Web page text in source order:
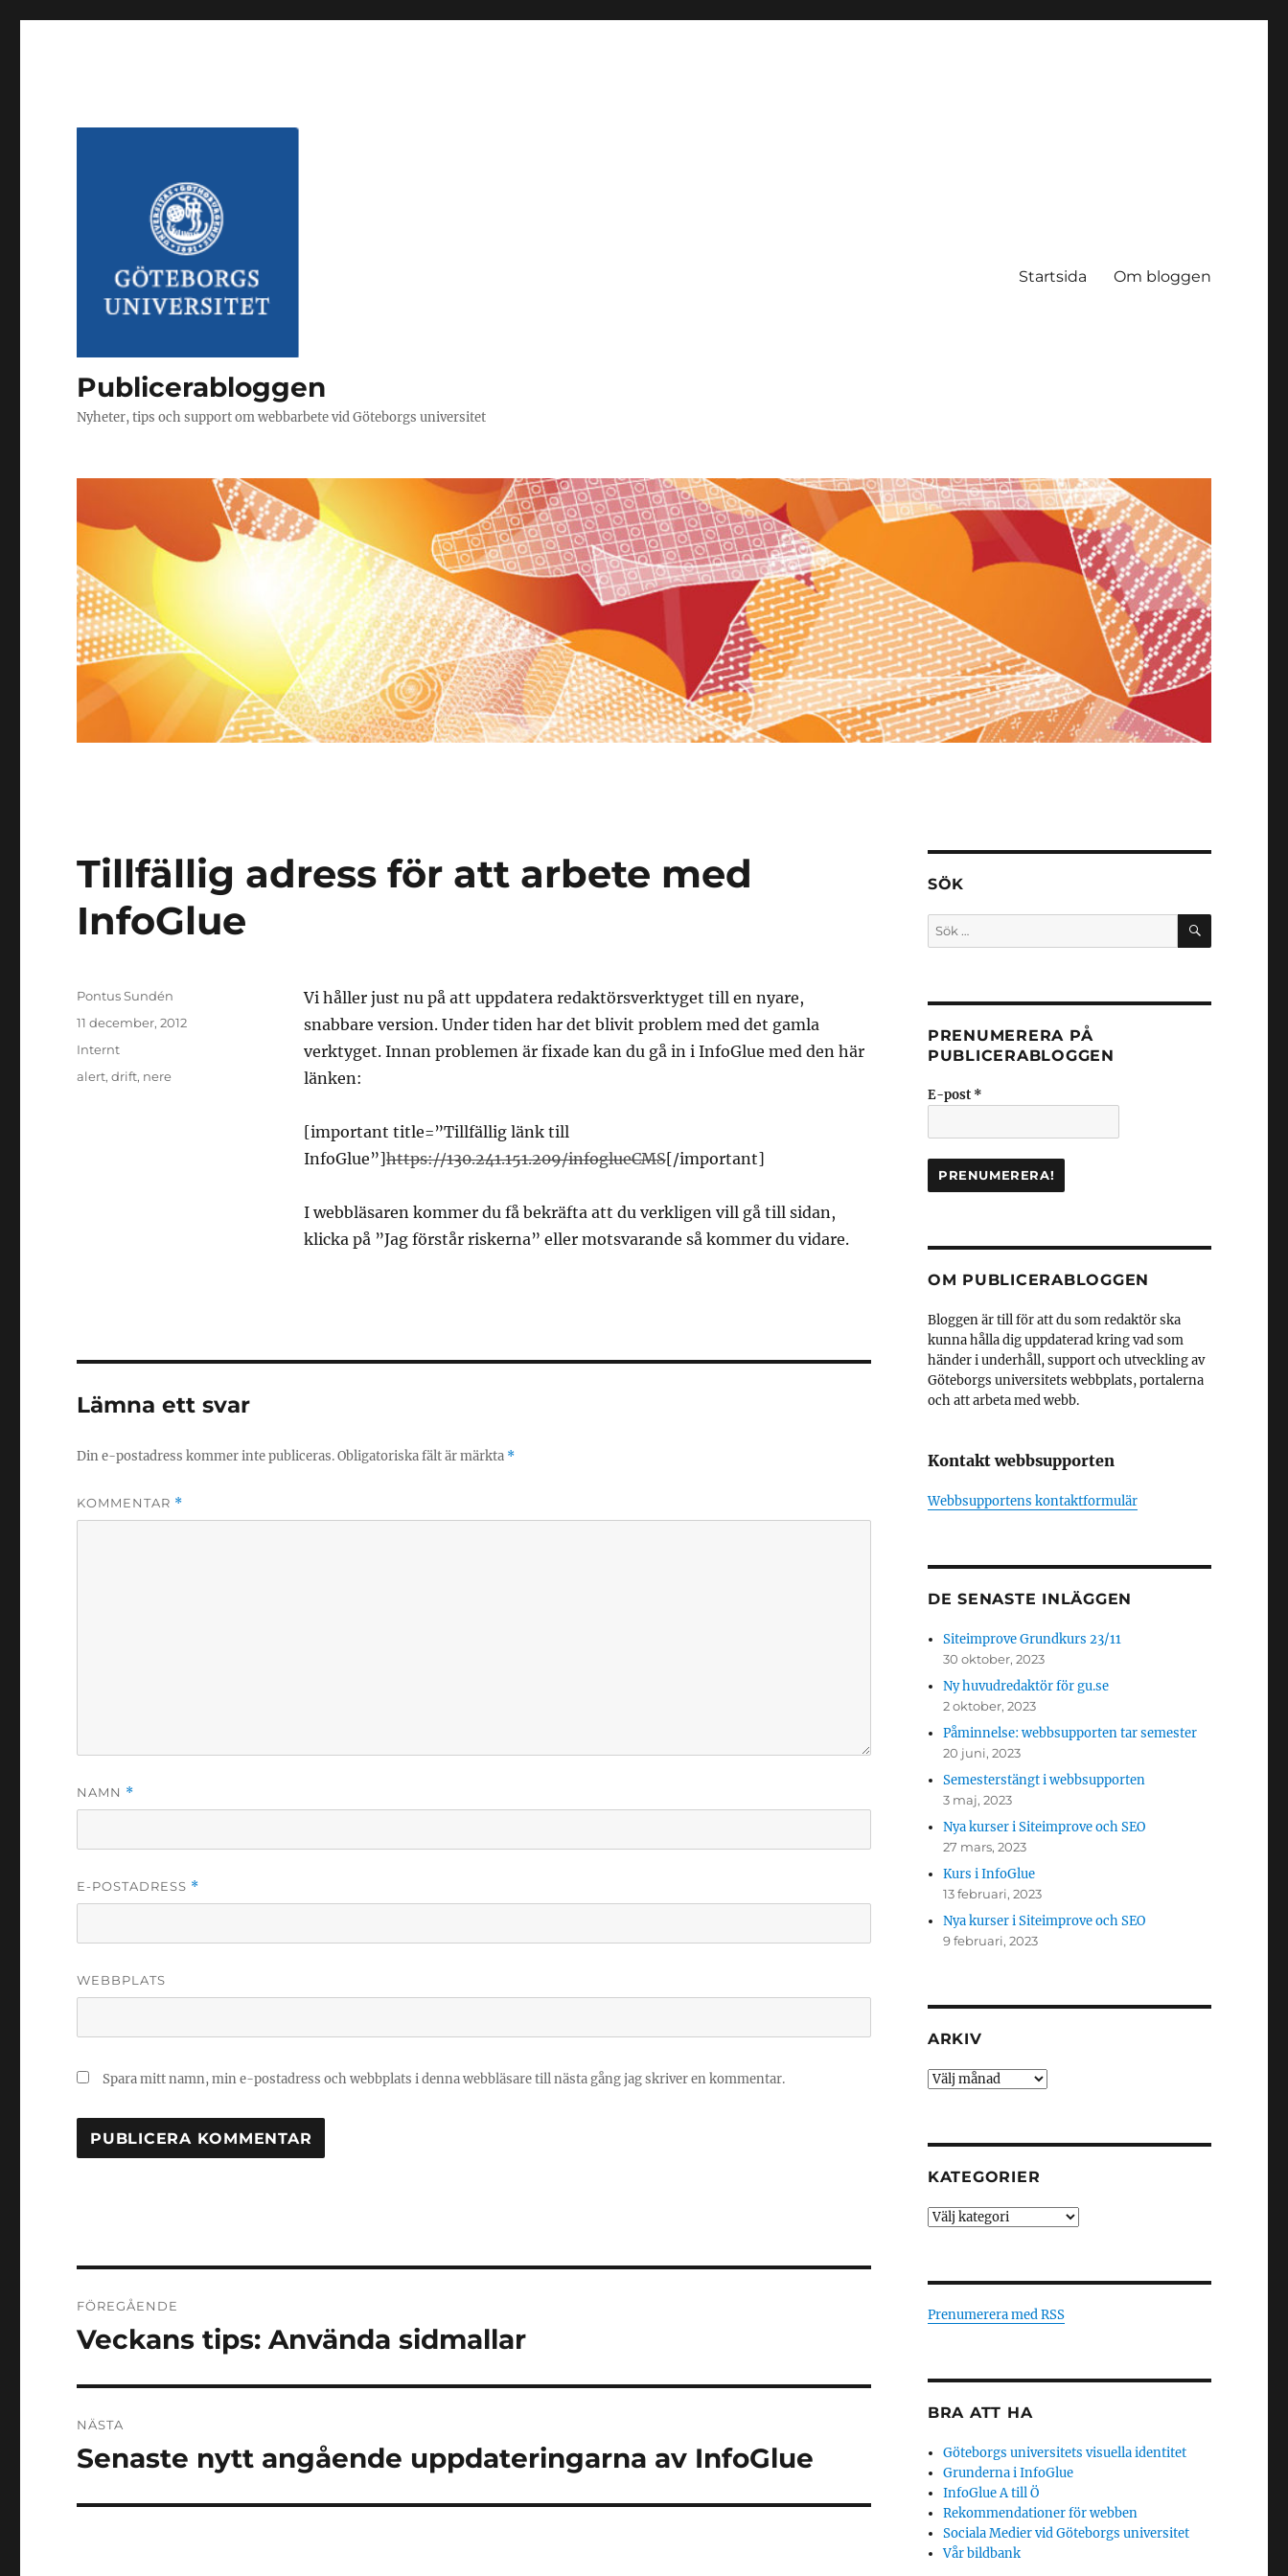
Publicerabloggen
Nyheter, tips och support om webbarbete vid Göteborgs universitet
Startsida Om bloggen
Tillfällig adress för att arbete med
InfoGlue
Vi håller just nu på att uppdatera redaktörsverktyget till en nyare,
snabbare version. Under tiden har det blivit problem med det gamla
verktyget. Innan problemen är fixade kan du gå in i InfoGlue med den här
länken:
[important title=”Tillfällig länk till
InfoGlue”]https://130.241.151.209/infoglueCMS[/important]
I webbläsaren kommer du få bekräfta att du verkligen vill gå till sidan,
klicka på ”Jag förstår riskerna” eller motsvarande så kommer du vidare.
Författare
Pontus Sundén
Postat
11 december, 2012
Kategorier
Internt
Taggar
alert,drift, nere
Lämna ett svar
Din e-postadress kommer inte publiceras.Obligatoriska fält är märkta *
KOMMENTAR *
NAMN *
E-POSTADRESS *
WEBBPLATS
Spara mitt namn, min e-postadress och webbplats i denna webbläsare till nästa gång jag skriver en kommentar.
FÖREGÅENDE
Föregående
Veckans tips: Använda sidmallar
NÄSTA
Nästa
Senaste nytt angående uppdateringarna av InfoGlue
SÖK
Sök
efter:
SÖK
PRENUMERERA PÅ
PUBLICERABLOGGEN
E-post *
OM PUBLICERABLOGGEN
Bloggen är till för att du som redaktör ska
kunna hålla dig uppdaterad kring vad som
händer i underhåll, support och utveckling av
Göteborgs universitets webbplats, portalerna
och att arbeta med webb.
Kontakt webbsupporten
Webbsupportens kontaktformulär
DE SENASTE INLÄGGEN
Siteimprove Grundkurs 23/11
30 oktober, 2023
Ny huvudredaktör för gu.se
2 oktober, 2023
Påminnelse: webbsupporten tar semester
20 juni, 2023
Semesterstängt i webbsupporten
3 maj, 2023
Nya kurser i Siteimprove och SEO
27 mars, 2023
Kurs i InfoGlue
13 februari, 2023
Nya kurser i Siteimprove och SEO
9 februari, 2023
ARKIV
Arkiv
KATEGORIER
Kategorier
Prenumerera med RSS
BRA ATT HA
Göteborgs universitets visuella identitet
Grunderna i InfoGlue
InfoGlue A till Ö
Rekommendationer för webben
Sociala Medier vid Göteborgs universitet
Vår bildbank